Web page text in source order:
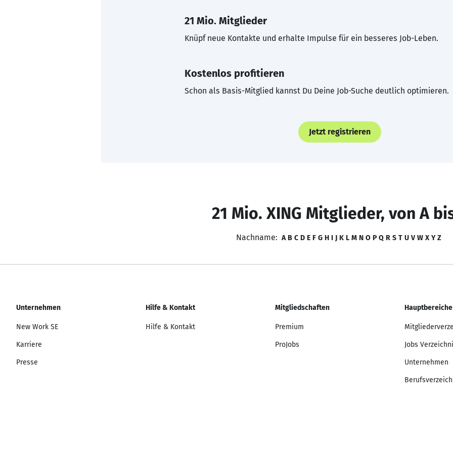
21 Mio. Mitglieder
Knüpf neue Kontakte und erhalte Impulse für ein besseres Job-Leben.
Kostenlos profitieren
Schon als Basis-Mitglied kannst Du Deine Job-Suche deutlich optimieren.
Jetzt registrieren
21 Mio. XING Mitglieder, von A
Nachname: A B C D E F G H I J K L M N O P Q R S T U V W X Y Z
Unternehmen
New Work SE
Karriere
Presse
Hilfe & Kontakt
Hilfe & Kontakt
Mitgliedschaften
Premium
ProJobs
Hauptbereiche
Jobs
Unternehmen